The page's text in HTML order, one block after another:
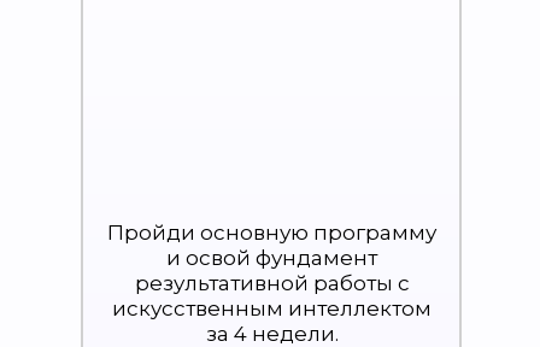
Пройди основную программу
и освой фундамент
результативной работы с
искусственным интеллектом
за 4 недели.